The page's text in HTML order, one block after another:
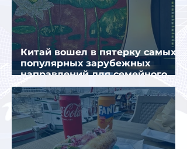
Китай вошел в пятерку самых
популярных зарубежных
направлений для семейного
отдыха летом